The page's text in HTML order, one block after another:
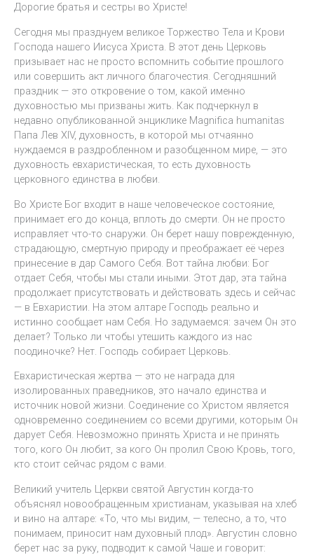
Дорогие братья и сестры во Христе!
Сегодня мы празднуем великое Торжество Тела и Крови
Господа нашего Иисуса Христа. В этот день Церковь
призывает нас не просто вспомнить событие прошлого
или совершить акт личного благочестия. Сегодняшний
праздник — это откровение о том, какой именно
духовностью мы призваны жить. Как подчеркнул в
недавно опубликованной энциклике Magnifica humanitas
Папа Лев XIV, духовность, в которой мы отчаянно
нуждаемся в раздробленном и разобщенном мире, — это
духовность евхаристическая, то есть духовность
церковного единства в любви.
Во Христе Бог входит в наше человеческое состояние,
принимает его до конца, вплоть до смерти. Он не просто
исправляет что-то снаружи. Он берет нашу поврежденную,
страдающую, смертную природу и преображает её через
принесение в дар Самого Себя. Вот тайна любви: Бог
отдает Себя, чтобы мы стали иными. Этот дар, эта тайна
продолжает присутствовать и действовать здесь и сейчас
— в Евхаристии. На этом алтаре Господь реально и
истинно сообщает нам Себя. Но задумаемся: зачем Он это
делает? Только ли чтобы утешить каждого из нас
поодиночке? Нет. Господь собирает Церковь.
Евхаристическая жертва — это не награда для
изолированных праведников, это начало единства и
источник новой жизни. Соединение со Христом является
одновременно соединением со всеми другими, которым Он
дарует Себя. Невозможно принять Христа и не принять
того, кого Он любит, за кого Он пролил Свою Кровь, того,
кто стоит сейчас рядом с вами.
Великий учитель Церкви святой Августин когда-то
объяснял новообращенным христианам, указывая на хлеб
и вино на алтаре: «То, что мы видим, — телесно, а то, что
понимаем, приносит нам духовный плод». Августин словно
берет нас за руку, подводит к самой Чаше и говорит: